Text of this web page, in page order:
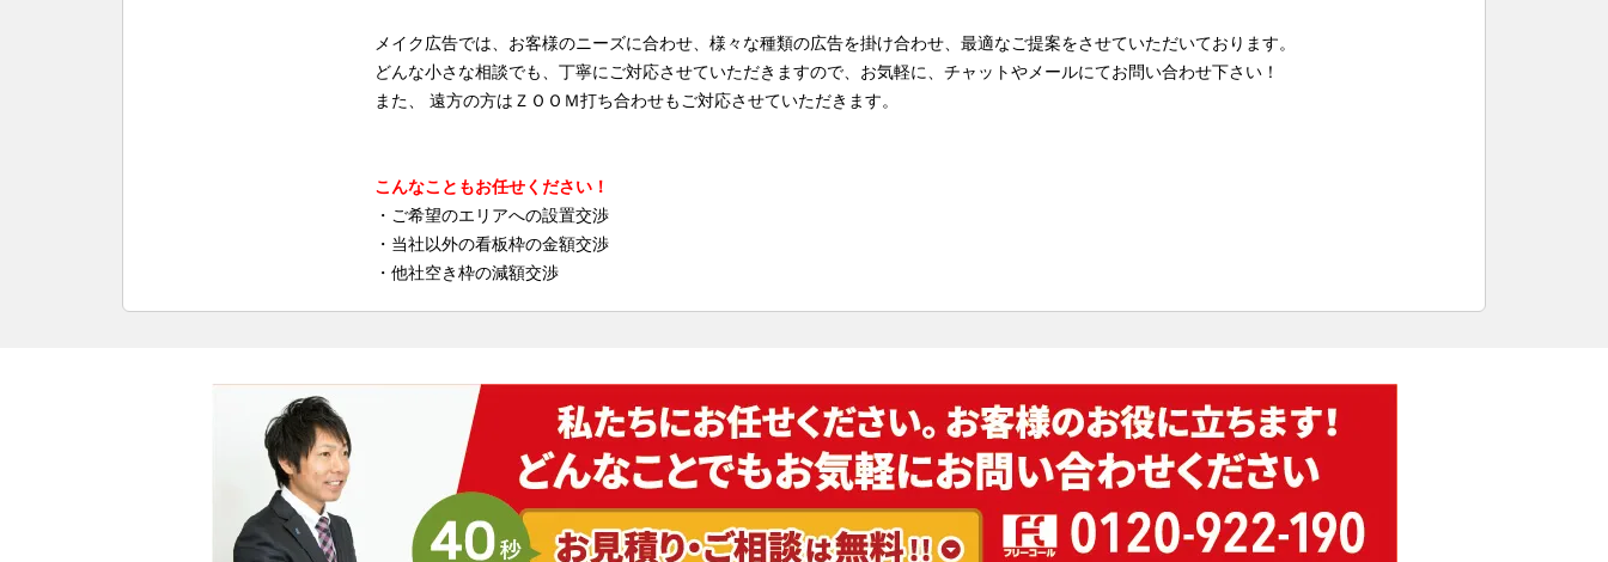
メイク広告では、お客様のニーズに合わせ、様々な種類の広告を掛け合わせ、最適なご提案をさせていただいております。
どんな小さな相談でも、丁寧にご対応させていただきますので、お気軽に、チャットやメールにてお問い合わせ下さい！
また、 遠方の方はＺＯＯＭ打ち合わせもご対応させていただきます。
こんなこともお任せください！
・ご希望のエリアへの設置交渉
・当社以外の看板枠の金額交渉
・他社空き枠の減額交渉